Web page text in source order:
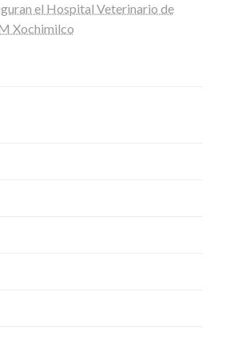
el Hospital Veterinario de
Xochimilco